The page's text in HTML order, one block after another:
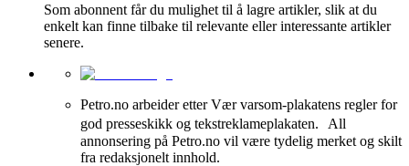
Som abonnent får du mulighet til å lagre artikler, slik at du
enkelt kan finne tilbake til relevante eller interessante artikler
senere.
Petro.no arbeider etter Vær varsom-plakatens regler for
god presseskikk og tekstreklameplakaten. All
annonsering på Petro.no vil være tydelig merket og skilt
fra redaksjonelt innhold.